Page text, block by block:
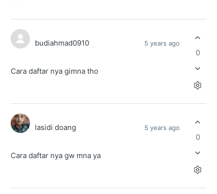
budiahmad0910 5 years ago
Cara daftar nya gimna tho
0
lasidi doang 5 years ago
Cara daftar nya gw mna ya
0